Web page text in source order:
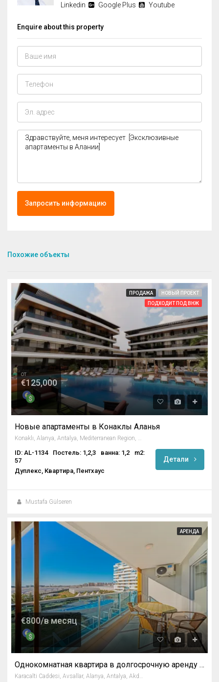
Linkedin
Google Plus Youtube
Enquire about this property
Запросить информацию
Похожие объекты
ПРОДАЖА
НОВЫЙ ПРОЕКТ
ПОДХОДИТ ПОД ВНЖ
от
€125,000
Новые апартаменты в Конаклы Аланья
ID: AL-1134 Постель: 1,2,3 ванна: 1,2
m2:
57
Дуплекс, Квартира, Пентхаус
Детали
Mustafa Gülseren
АРЕНДА
€800/в месяц
Однокомнатная квартира в долгосрочную аренду в Авсалларе
Karacalti Caddesi, Avsallar, Alanya, Antalya, Akdeniz Bölgesi, 07407, Türkiye